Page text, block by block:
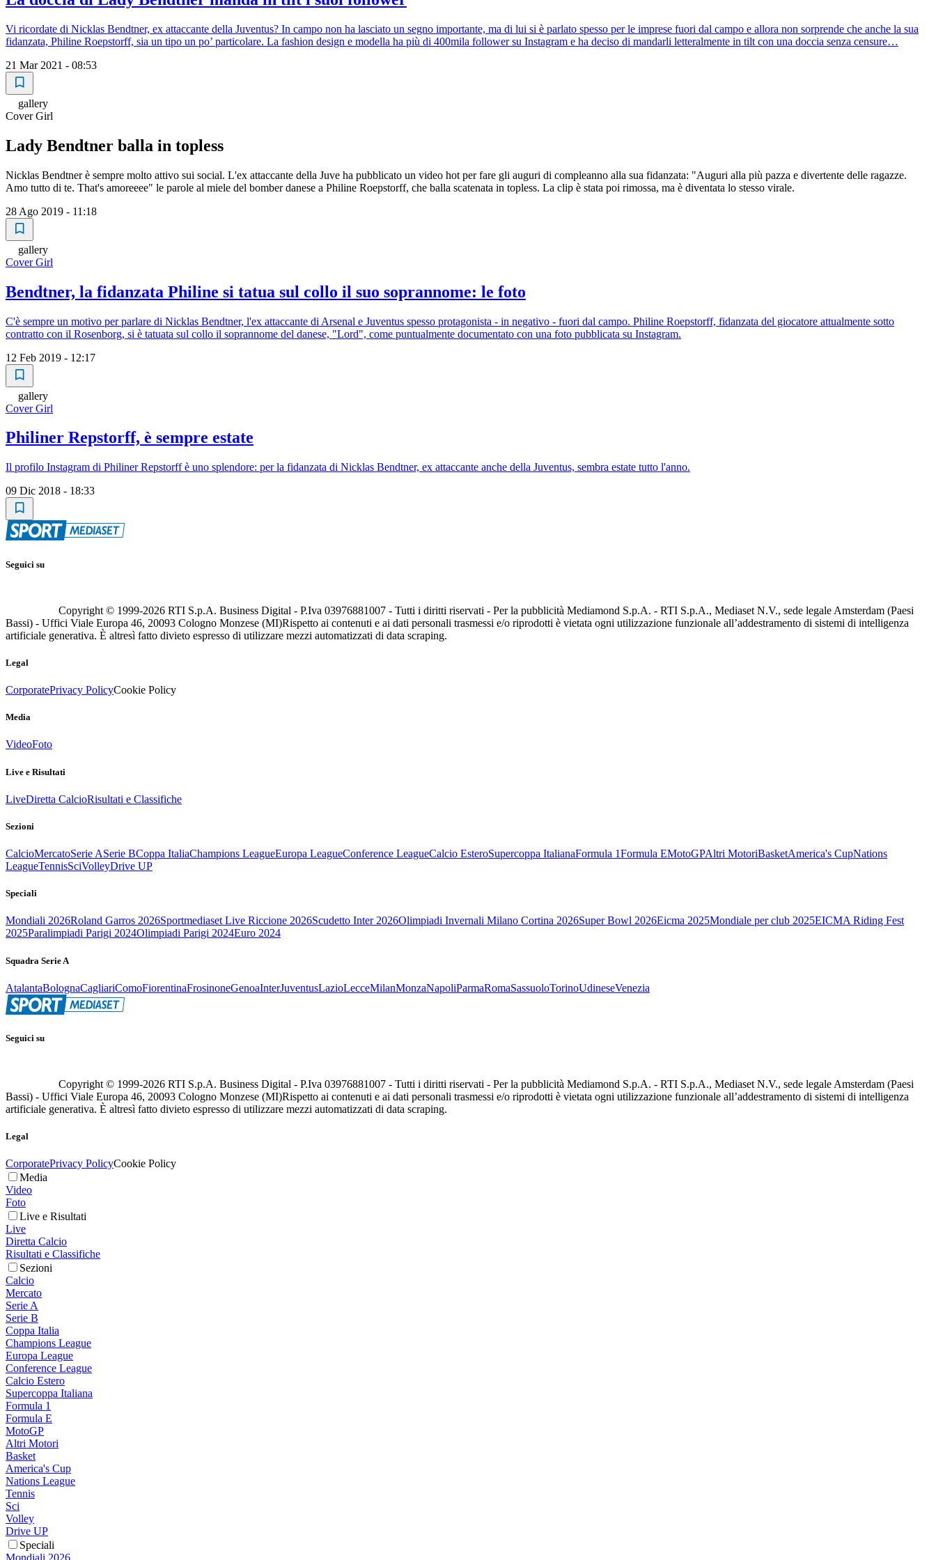
Vi ricordate di Nicklas Bendtner, ex attaccante della Juventus? In campo non ha lasciato un segno importante, ma di lui si è parlato spesso per le imprese fuori dal campo e allora non sorprende che anche la sua
fidanzata, Philine Roepstorff, sia un tipo un po’ particolare. La fashion design e modella ha più di 400mila follower su Instagram e ha deciso di mandarli letteralmente in tilt con una doccia senza censure…
21 Mar 2021 - 08:53
gallery
Cover Girl
Lady Bendtner balla in topless
Nicklas Bendtner è sempre molto attivo sui social. L'ex attaccante della Juve ha pubblicato un video hot per fare gli auguri di compleanno alla sua fidanzata: "Auguri alla più pazza e divertente delle ragazze.
Amo tutto di te. That's amoreeee" le parole al miele del bomber danese a Philine Roepstorff, che balla scatenata in topless. La clip è stata poi rimossa, ma è diventata lo stesso virale.
28 Ago 2019 - 11:18
gallery
Cover Girl
Bendtner, la fidanzata Philine si tatua sul collo il suo soprannome: le foto
C'è sempre un motivo per parlare di Nicklas Bendtner, l'ex attaccante di Arsenal e Juventus spesso protagonista - in negativo - fuori dal campo. Philine Roepstorff, fidanzata del giocatore attualmente sotto
contratto con il Rosenborg, si è tatuata sul collo il soprannome del danese, "Lord", come puntualmente documentato con una foto pubblicata su Instagram.
12 Feb 2019 - 12:17
gallery
Cover Girl
Philiner Repstorff, è sempre estate
Il profilo Instagram di Philiner Repstorff è uno splendore: per la fidanzata di Nicklas Bendtner, ex attaccante anche della Juventus, sembra estate tutto l'anno.
09 Dic 2018 - 18:33
Seguici su
Copyright © 1999-2026 RTI S.p.A. Business Digital - P.Iva 03976881007 - Tutti i diritti riservati - Per la pubblicità Mediamond S.p.A. - RTI S.p.A., Mediaset N.V., sede legale Amsterdam (Paesi
Bassi) - Uffici Viale Europa 46, 20093 Cologno Monzese (MI)Rispetto ai contenuti e ai dati personali trasmessi e/o riprodotti è vietata ogni utilizzazione funzionale all’addestramento di sistemi di intelligenza
artificiale generativa. È altresì fatto divieto espresso di utilizzare mezzi automatizzati di data scraping.
Legal
CorporatePrivacy PolicyCookie Policy
Media
VideoFoto
Live e Risultati
LiveDiretta CalcioRisultati e Classifiche
Sezioni
CalcioMercatoSerie ASerie BCoppa ItaliaChampions LeagueEuropa LeagueConference LeagueCalcio EsteroSupercoppa ItalianaFormula 1Formula EMotoGPAltri MotoriBasketAmerica's CupNations
LeagueTennisSciVolleyDrive UP
Speciali
Mondiali 2026Roland Garros 2026Sportmediaset Live Riccione 2026Scudetto Inter 2026Olimpiadi Invernali Milano Cortina 2026Super Bowl 2026Eicma 2025Mondiale per club 2025EICMA Riding Fest
2025Paralimpiadi Parigi 2024Olimpiadi Parigi 2024Euro 2024
Squadra Serie A
AtalantaBolognaCagliariComoFiorentinaFrosinoneGenoaInterJuventusLazioLecceMilanMonzaNapoliParmaRomaSassuoloTorinoUdineseVenezia
Seguici su
Copyright © 1999-2026 RTI S.p.A. Business Digital - P.Iva 03976881007 - Tutti i diritti riservati - Per la pubblicità Mediamond S.p.A. - RTI S.p.A., Mediaset N.V., sede legale Amsterdam (Paesi
Bassi) - Uffici Viale Europa 46, 20093 Cologno Monzese (MI)Rispetto ai contenuti e ai dati personali trasmessi e/o riprodotti è vietata ogni utilizzazione funzionale all’addestramento di sistemi di intelligenza
artificiale generativa. È altresì fatto divieto espresso di utilizzare mezzi automatizzati di data scraping.
Legal
CorporatePrivacy PolicyCookie Policy
Media
Video
Foto
Live e Risultati
Live
Diretta Calcio
Risultati e Classifiche
Sezioni
Calcio
Mercato
Serie A
Serie B
Coppa Italia
Champions League
Europa League
Conference League
Calcio Estero
Supercoppa Italiana
Formula 1
Formula E
MotoGP
Altri Motori
Basket
America's Cup
Nations League
Tennis
Sci
Volley
Drive UP
Speciali